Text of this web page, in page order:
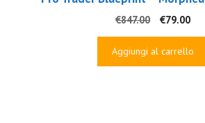
€847.00
Il
prezzo
originale
€79.00Il
Aggiungi al carrello